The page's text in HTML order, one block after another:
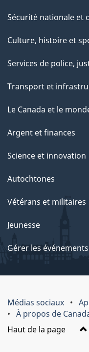
Sécurité nationale et
Culture, histoire et
Services de police,
Transport et
Le Canada et le
Argent et finances
Science et innovation
Autochtones
Vétérans et militaires
Jeunesse
Gérer les
Médias sociaux
À propos de
Haut de la page